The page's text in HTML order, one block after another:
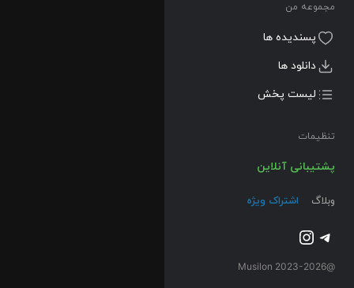
مجموعه من
پسندیده ها
دانلود ها
لیست پخش
تنظیمات
پشتیبانی آنلاین
وبلاگ اشتراک ویژه
تلگراماینستاگرم
@2023-2026 Musilon